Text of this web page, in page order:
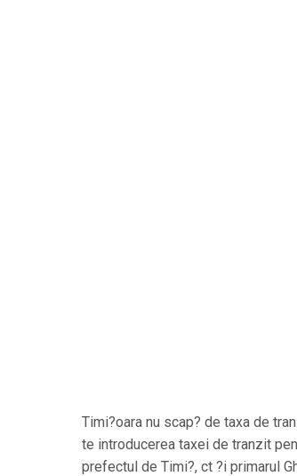
Timi?oara nu scap? de taxa de
te introducerea taxei de tranzit
prefectul de Timi?, ct ?i primarul